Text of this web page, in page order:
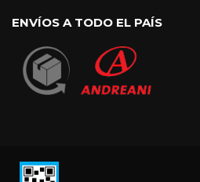
ENVÍOS A TODO EL PAÍS